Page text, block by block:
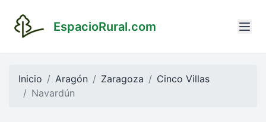
EspacioRural.com
Inicio Aragón Zaragoza
Cinco Villas
Navardún